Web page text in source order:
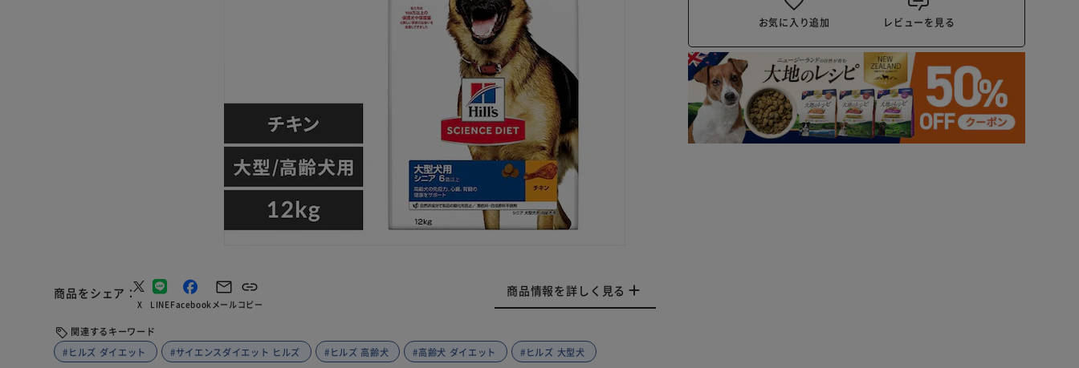
商品をシェア
X LINEFacebookメールコピー
商品情報を詳しく見る
関連するキーワード
#ヒルズ ダイエット
#サイエンスダイエット ヒルズ #ヒルズ 高齢犬 #高齢犬 ダイエット #ヒルズ 大型犬
お気に入り追加 レビューを見る